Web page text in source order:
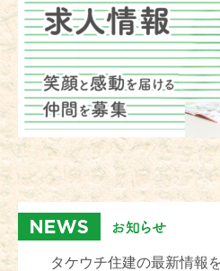
タケウチ住建の最新情報